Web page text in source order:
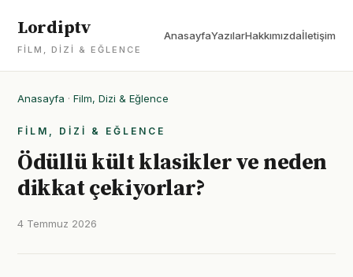
Lordiptv
FILM, DIZI & EĞLENCE
AnasayfaYazılarHakkımızdaİletişim
Anasayfa · Film, Dizi & Eğlence
FILM, DIZI & EĞLENCE
Ödüllü kült klasikler ve neden
dikkat çekiyorlar?
4 Temmuz 2026